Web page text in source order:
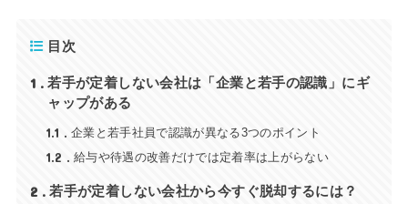
目次
1
若手が定着しない会社は「企業と若手の認識」にギ
ャップがある
1.1 企業と若手社員で認識が異なる3つのポイント
1.2 給与や待遇の改善だけでは定着率は上がらない
2 若手が定着しない会社から今すぐ脱却するには？